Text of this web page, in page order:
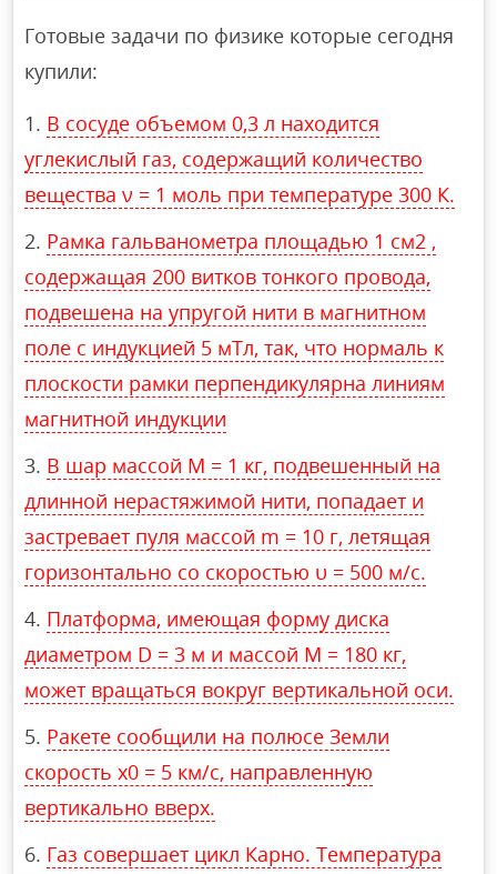
Готовые задачи по физике которые сегодня
купили:
В сосуде объемом 0,3 л находится
углекислый газ, содержащий количество
вещества ν = 1 моль при температуре 300 К.
Рамка гальванометра площадью 1 см2 ,
содержащая 200 витков тонкого провода,
подвешена на упругой нити в магнитном
поле с индукцией 5 мТл, так, что нормаль к
плоскости рамки перпендикулярна линиям
магнитной индукции
В шар массой М = 1 кг, подвешенный на
длинной нерастяжимой нити, попадает и
застревает пуля массой m = 10 г, летящая
горизонтально со скоростью υ = 500 м/с.
Платформа, имеющая форму диска
диаметром D = 3 м и массой М = 180 кг,
может вращаться вокруг вертикальной оси.
Ракете сообщили на полюсе Земли
скорость х0 = 5 км/с, направленную
вертикально вверх.
Газ совершает цикл Карно. Температура